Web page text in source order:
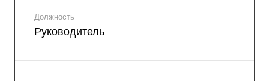
Должность
Руководитель